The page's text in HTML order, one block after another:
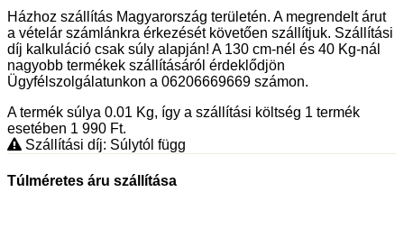
Házhoz szállítás Magyarország területén. A megrendelt árut
a vételár számlánkra érkezését követően szállítjuk. Szállítási
díj kalkuláció csak súly alapján! A 130 cm-nél és 40 Kg-nál
nagyobb termékek szállításáról érdeklődjön
Ügyfélszolgálatunkon a 06206669669 számon.
A termék súlya 0.01 Kg, így a szállítási költség 1 termék
esetében 1 990 Ft.
Szállítási díj: Súlytól függ
Túlméretes áru szállítása